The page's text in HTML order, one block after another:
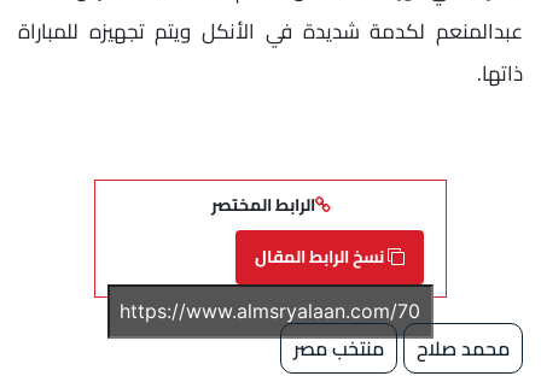
عبدالمنعم لكدمة شديدة في الأنكل ويتم تجهيزه للمباراة
ذاتها.
الرابط المختصر
نسخ الرابط المقال
محمد صلاح منتخب مصر